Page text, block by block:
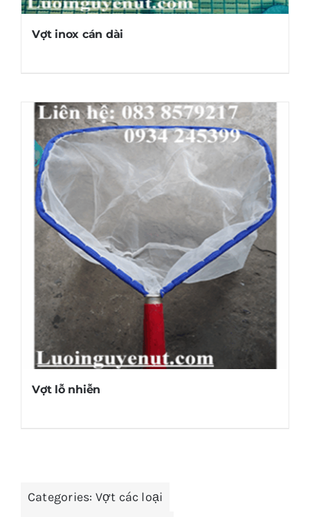
Vợt inox cán dài
Vợt lỗ nhiễn
Categories: Vợt các loại